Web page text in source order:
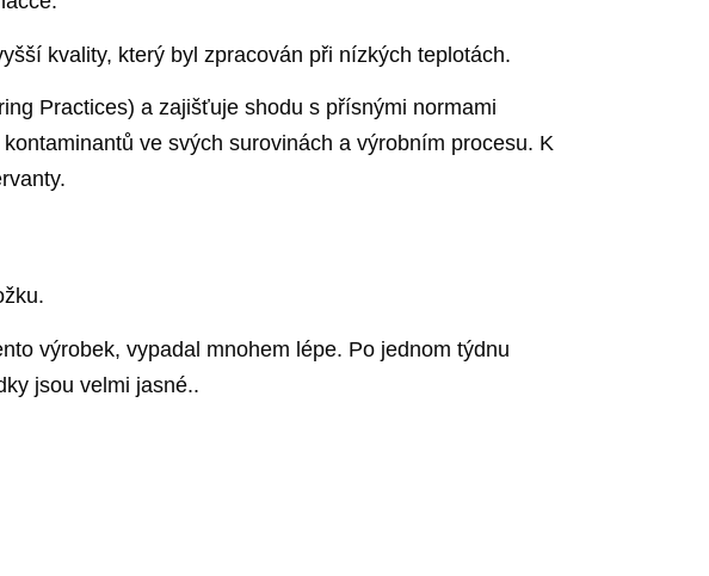
kvality, který byl zpracován při nízkých teplotách.
Practices) a zajišťuje shodu s přísnými normami
ve svých surovinách a výrobním procesu. K
výrobek, vypadal mnohem lépe. Po jednom týdnu
jsou velmi jasné..